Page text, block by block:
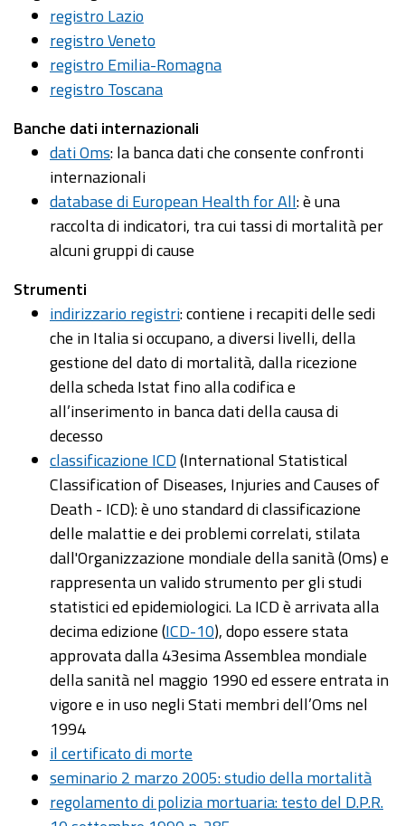
registro Lazio
registro Veneto
registro Emilia-Romagna
registro Toscana
Banche dati internazionali
dati Oms: la banca dati che consente confronti
internazionali
database di European Health for All: è una
raccolta di indicatori, tra cui tassi di mortalità per
alcuni gruppi di cause
Strumenti
indirizzario registri: contiene i recapiti delle sedi
che in Italia si occupano, a diversi livelli, della
gestione del dato di mortalità, dalla ricezione
della scheda Istat fino alla codifica e
all’inserimento in banca dati della causa di
decesso
classificazione ICD(International Statistical
Classification of Diseases, Injuries and Causes of
Death - ICD): è uno standard di classificazione
delle malattie e dei problemi correlati, stilata
dall'Organizzazione mondiale della sanità (Oms) e
rappresenta un valido strumento per gli studi
statistici ed epidemiologici. La ICD è arrivata alla
decima edizione (ICD-10), dopo essere stata
approvata dalla 43esima Assemblea mondiale
della sanità nel maggio 1990 ed essere entrata in
vigore e in uso negli Stati membri dell’Oms nel
1994
il certificato di morte
seminario 2 marzo 2005: studio della mortalità
regolamento di polizia mortuaria: testo del D.P.R.